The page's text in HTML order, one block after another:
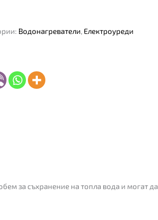
Водонагреватели Електроуреди
за съхранение на топла вода и могат да